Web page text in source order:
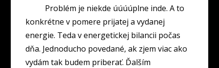
Problém je niekde úúúúplne inde. A to
konkrétne v pomere prijatej a vydanej
energie. Teda v energetickej bilancii počas
dňa. Jednoducho povedané, ak zjem viac ako
vydám tak budem priberať. Ďalším